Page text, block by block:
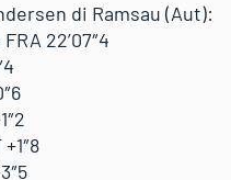
di Ramsau (Aut):
22’07″4